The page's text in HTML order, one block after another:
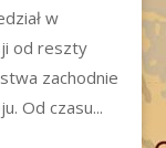
w
od reszty
zachodnie
Od czasu...